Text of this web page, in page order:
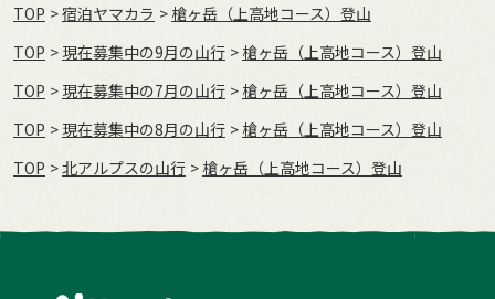
TOP
宿泊ヤマカラ
槍ヶ岳（上高地コース）登山
TOP
現在募集中の9月の山行
槍ヶ岳（上高地コース）登山
TOP
現在募集中の7月の山行
槍ヶ岳（上高地コース）登山
TOP
現在募集中の8月の山行
槍ヶ岳（上高地コース）登山
TOP
北アルプスの山行 槍ヶ岳（上高地コース）登山